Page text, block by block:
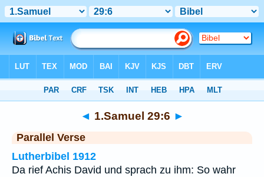
◄ 1.Samuel 29:6 ►
Parallel Verse
Lutherbibel 1912
Da rief Achis David und sprach zu ihm: So wahr